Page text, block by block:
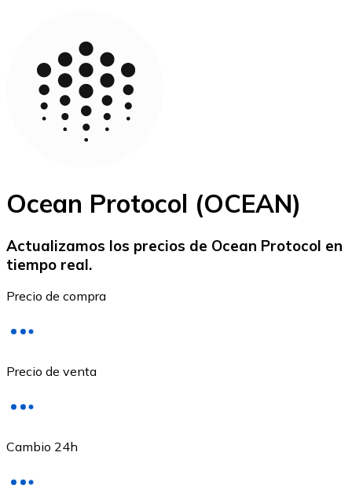
BTC
Ethereum
ETH
Ocean Protocol (OCEAN)
Actualizamos los precios de Ocean Protocol en
tiempo real.
Precio de compra
Precio de venta
Cambio 24h